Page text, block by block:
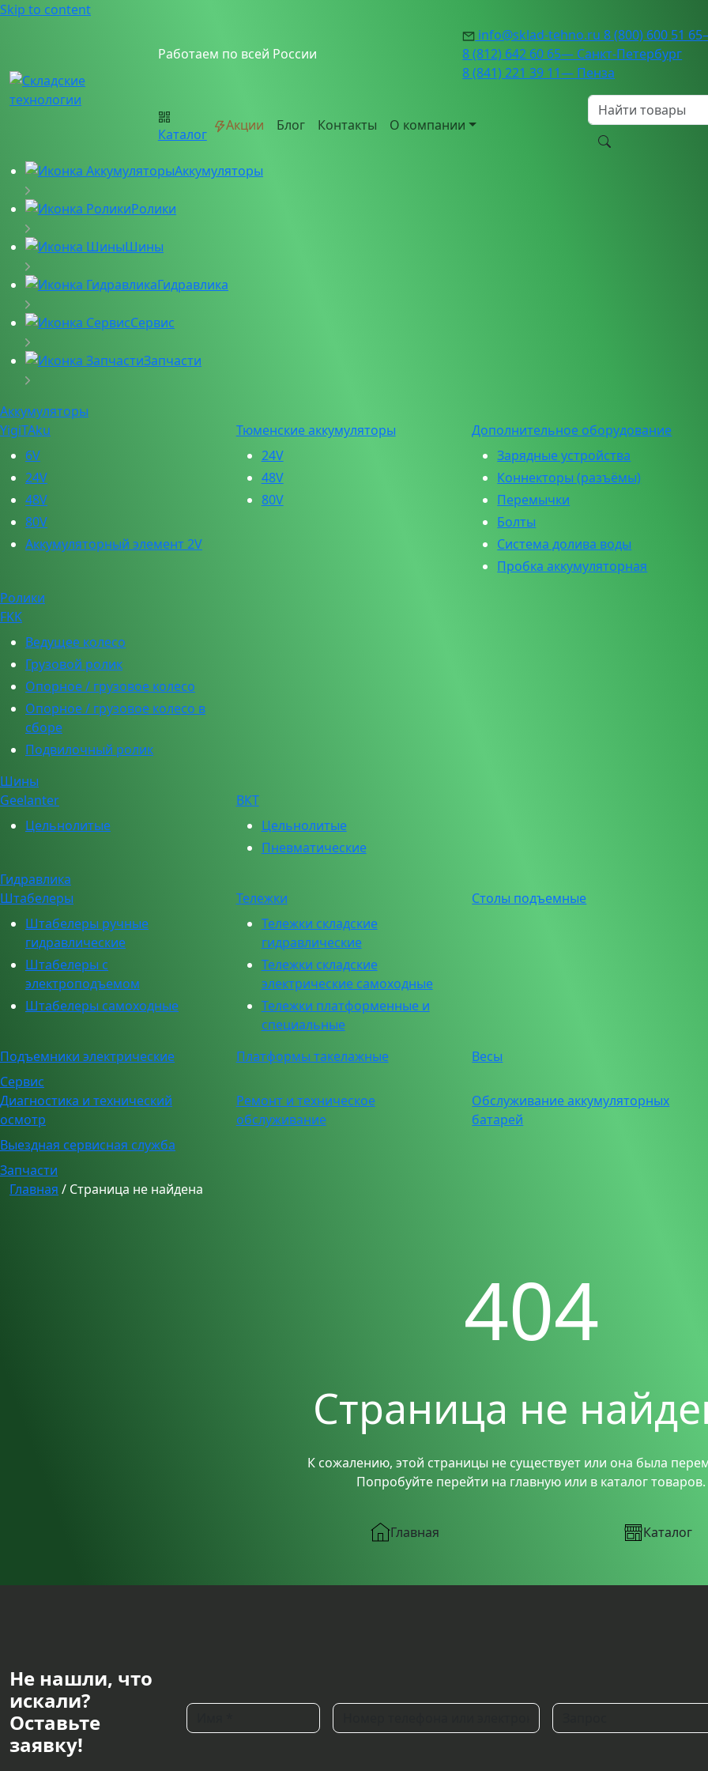
Skip to content
Работаем по всей России
info@sklad-tehno.ru8 (800) 600 51 65
8 (812) 642 60 65— Санкт-Петербург
8 (841) 221 39 11— Пенза
Каталог
Акции Блог Контакты О компании
Аккумуляторы
Ролики
Шины
Гидравлика
Сервис
Запчасти
Аккумуляторы
YigiTAku
6V
24V
48V
80V
Аккумуляторный элемент 2V
Тюменские аккумуляторы
24V
48V
80V
Дополнительное оборудование
Зарядные устройства
Коннекторы (разъёмы)
Перемычки
Болты
Система долива воды
Пробка аккумуляторная
Ролики
FKK
Ведущее колесо
Грузовой ролик
Опорное / грузовое колесо
Опорное / грузовое колесо в
сборе
Подвилочный ролик
Шины
Geelanter
Цельнолитые
ВКТ
Цельнолитые
Пневматические
Гидравлика
Штабелеры
Штабелеры ручные
гидравлические
Штабелеры с
электроподъемом
Штабелеры самоходные
Тележки
Тележки складские
гидравлические
Тележки складские
электрические самоходные
Тележки платформенные и
специальные
Столы подъемные
Подъемники электрические Платформы такелажные
Весы
Сервис
Диагностика и технический
осмотр
Ремонт и техническое
обслуживание
Обслуживание аккумуляторных
батарей
Выездная сервисная служба
Запчасти
Главная / Страница не найдена
404
Страница не
К сожалению, этой страницы не существует или она была
Попробуйте перейти на главную или в каталог товаров.
Главная Каталог
Не нашли, что
искали?
Оставьте
заявку!